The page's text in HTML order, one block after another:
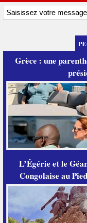
Grèce : une
L’Égérie et le
Congolaise au